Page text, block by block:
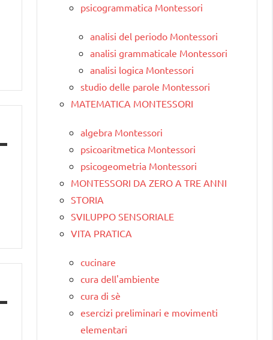
psicogrammatica Montessori
analisi del periodo Montessori
analisi grammaticale Montessori
analisi logica Montessori
studio delle parole Montessori
MATEMATICA MONTESSORI
algebra Montessori
psicoaritmetica Montessori
psicogeometria Montessori
MONTESSORI DA ZERO A TRE ANNI
STORIA
SVILUPPO SENSORIALE
VITA PRATICA
cucinare
cura dell'ambiente
cura di sè
esercizi preliminari e movimenti
elementari